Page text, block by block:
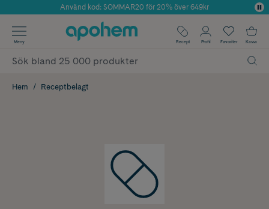
Årets Butik 2025 inom Skönhet
Använd kod: SOMMAR20 för 20% över 649kr
✓ Fri frakt
✓ Poäng på alla köp*
Meny Recept Profil Favoriter Kassa
Hem Receptbelagt